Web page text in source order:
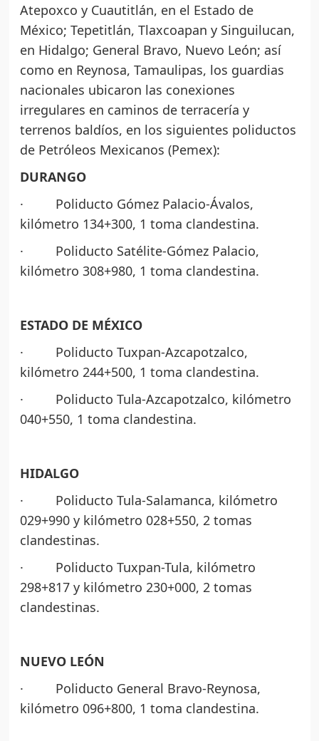
Atepoxco y Cuautitlán, en el Estado de
México; Tepetitlán, Tlaxcoapan y Singuilucan,
en Hidalgo; General Bravo, Nuevo León; así
como en Reynosa, Tamaulipas, los guardias
nacionales ubicaron las conexiones
irregulares en caminos de terracería y
terrenos baldíos, en los siguientes poliductos
de Petróleos Mexicanos (Pemex):
DURANGO
· Poliducto Gómez Palacio-Ávalos,
kilómetro 134+300, 1 toma clandestina.
· Poliducto Satélite-Gómez Palacio,
kilómetro 308+980, 1 toma clandestina.
ESTADO DE MÉXICO
· Poliducto Tuxpan-Azcapotzalco,
kilómetro 244+500, 1 toma clandestina.
· Poliducto Tula-Azcapotzalco, kilómetro
040+550, 1 toma clandestina.
HIDALGO
· Poliducto Tula-Salamanca, kilómetro
029+990 y kilómetro 028+550, 2 tomas
clandestinas.
· Poliducto Tuxpan-Tula, kilómetro
298+817 y kilómetro 230+000, 2 tomas
clandestinas.
NUEVO LEÓN
· Poliducto General Bravo-Reynosa,
kilómetro 096+800, 1 toma clandestina.